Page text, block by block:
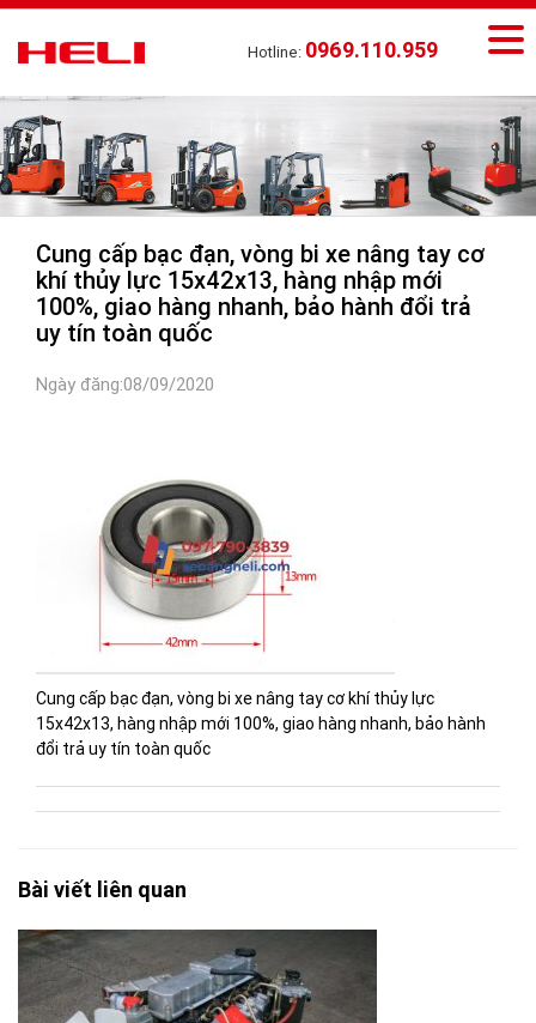
Hotline: 0969.110.959
Cung cấp bạc đạn, vòng bi xe nâng tay cơ
khí thủy lực 15x42x13, hàng nhập mới
100%, giao hàng nhanh, bảo hành đổi trả
uy tín toàn quốc
Ngày đăng:08/09/2020
Cung cấp bạc đạn, vòng bi xe nâng tay cơ khí thủy lực
15x42x13, hàng nhập mới 100%, giao hàng nhanh, bảo hành
đổi trả uy tín toàn quốc
Bài viết liên quan